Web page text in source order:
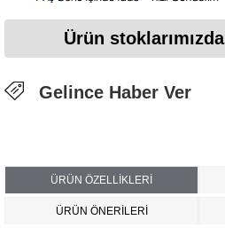
Ürün
Gelince Haber Ver
ÜRÜN ÖZELLIKLERI
ÜRÜN ÖNERILERI